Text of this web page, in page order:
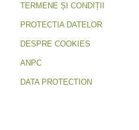
TERMENE ȘI CONDIȚII
PROTECTIA DATELOR
DESPRE COOKIES
ANPC
DATA PROTECTION